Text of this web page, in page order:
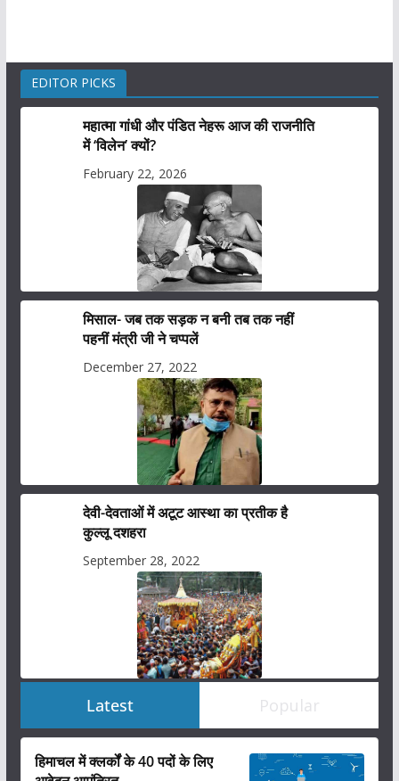
EDITOR PICKS
महात्मा गांधी और पंडित नेहरू आज की राजनीति
में ‘विलेन’ क्यों?
February 22, 2026
मिसाल- जब तक सड़क न बनी तब तक नहीं
पहनीं मंत्री जी ने चप्पलें
December 27, 2022
देवी-देवताओं में अटूट आस्था का प्रतीक है
कुल्लू दशहरा
September 28, 2022
Latest Popular
हिमाचल में क्लर्कों के 40 पदों के लिए